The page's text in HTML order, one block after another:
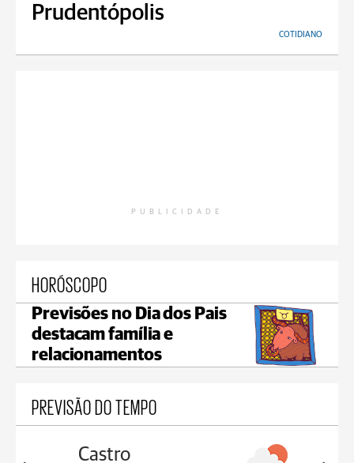
Prudentópolis
COTIDIANO
PUBLICIDADE
HORÓSCOPO
Previsões no Dia dos Pais
destacam família e
relacionamentos
PREVISÃO DO TEMPO